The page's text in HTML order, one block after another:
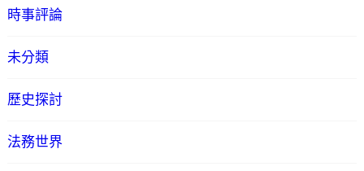
時事評論
未分類
歷史探討
法務世界